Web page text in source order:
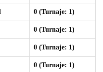
0 (Turnaje: 1)
0 (Turnaje: 1)
0 (Turnaje: 1)
0 (Turnaje: 1)